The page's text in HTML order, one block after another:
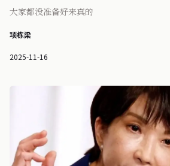
大家都没准备好来真的
项栋梁
2025-11-16